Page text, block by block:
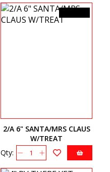
2/A 6" SANTA/MRS CLAUS
W/TREAT
Qty: